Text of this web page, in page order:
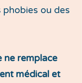
phobies ou des
ne remplace
médical et